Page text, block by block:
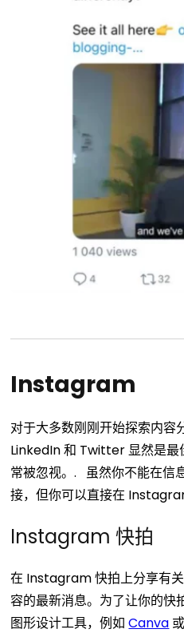
Instagram
对于大多数刚刚开始探索内容
LinkedIn 和 Twitter 显然是
常被忽视。. 虽然你不能在信
接，但你可以直接在
Instagram 快拍
在 Instagram 快拍上分享有
容的最新消息。为了让你的快
图形设计工具，例如Canva